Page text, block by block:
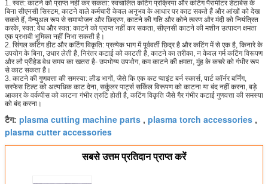
1. स्वत: काटने को प्राप्त नहीं कर सकता: स्वचालित कटिंग प्रक्रिया और कटिंग पैरामीटर डेटाबेस के
बिना सीएनसी सिस्टम, काटने वाले कर्मचारी केवल अनुभव के आधार पर काट सकते हैं और आंखों को देख
सकते हैं, मैन्युअल रूप से समायोजन और छिद्रण, काटने की गति और कोने त्वरण और मंदी को नियंत्रित
करके, स्वत: वेध और स्वत: काटने को प्राप्त नहीं कर सकता, सीएनसी काटने की मशीन उत्पादन क्षमता
एक प्रभावी भूमिका नहीं निभा सकती है।
2. सिंगल कटिंग हीट और कटिंग विकृति: प्रत्येक भाग में पूर्ववर्ती छिद्र है और कटिंग में से एक है, किनारे के
उपयोग के बिना, उधार लेती है, निरंतर कटाई को काटती है, काटने का तरीका, न केवल गर्म कटिंग विरूपण
और लौ प्रीहेड वेध समय का खतरा है- उपभोग्य उपभोग, कम काटने की क्षमता, मुंह के कचरे को गंभीर रूप
से काट सकता है।
3. काटने की गुणवत्ता की समस्या: लीड भागों, जैसे कि एक कट प्वाइंट बर्न स्कार्स, पार्ट कॉर्नर बर्निंग,
सरफेस टिल्ट को अत्यधिक काट देना, सर्कुलर पार्ट्स सर्किल विरूपण को काटना या बंद नहीं करना, बड़े
आकार के वर्कपीस को काटना गंभीर त्रुटि होती है, कटिंग विकृति जैसे गैर गंभीर कटाई गुणवत्ता की समस्या
को बंद करना।
टैग: plasma cutting machine parts , plasma torch accessories ,
plasma cutter accessories
सबसे उत्तम प्रतिदान प्राप्त करें